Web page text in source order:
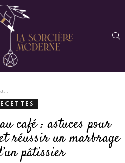
café : astuces pour
réussir un marbrage
pâtissier